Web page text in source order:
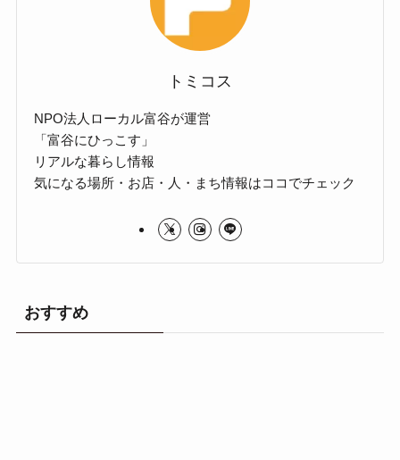
トミコス
NPO法人ローカル富谷が運営
「富谷にひっこす」
リアルな暮らし情報
気になる場所・お店・人・まち情報はココでチェック
おすすめ